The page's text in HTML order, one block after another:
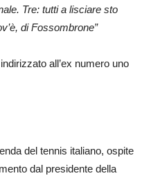
Tre: tutti a lisciare sto
di Fossombrone”
all’ex numero uno
del tennis italiano, ospite
dal presidente della